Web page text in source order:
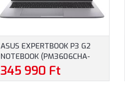
ASUS EXPERTBOOK P3 G2
NOTEBOOK (PM3606CHA-
MB0186) - 16.0" WUXGA, AMD
RYZEN 7-8840HS, 16GB RAM,
345 990 Ft